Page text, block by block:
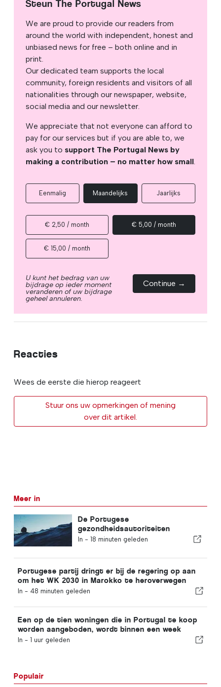
Steun The Portugal News
We are proud to provide our readers from
around the world with independent, honest and
unbiased news for free – both online and in
print.
Our dedicated team supports the local
community, foreign residents and visitors of all
nationalities through our newspaper, website,
social media and our newsletter.
We appreciate that not everyone can afford to
pay for our services but if you are able to, we
ask you to support The Portugal News by
making a contribution – no matter how small.
Eenmalig Maandelijks Jaarlijks
€ 2,50 / month € 5,00 / month
€ 15,00 / month
U kunt het bedrag van uw
bijdrage op ieder moment
veranderen of uw bijdrage
geheel annuleren.
Continue →
Reacties
Wees de eerste die hierop reageert
Stuur ons uw opmerkingen of mening
over dit artikel.
Meer in
De Portugese
gezondheidsautoriteiten
waarschuwen voor de gevaren
In - 18 minuten geleden
Portugese partij dringt er bij de regering op aan
om het WK 2030 in Marokko te heroverwegen
vanwege de crisis rond Ceuta
In - 48 minuten geleden
Een op de tien woningen die in Portugal te koop
worden aangeboden, wordt binnen een week
verkocht
In - 1 uur geleden
Populair